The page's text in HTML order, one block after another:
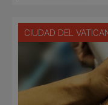
CIUDAD DEL